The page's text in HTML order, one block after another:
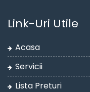
Link-Uri Utile
Acasa
Servicii
Lista Preturi